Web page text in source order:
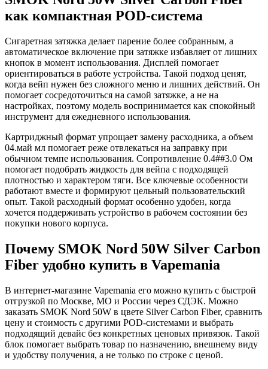
как компактная POD-система
Сигаретная затяжка делает парение более собранным, а
автоматическое включение при затяжке избавляет от лишних
кнопок в момент использования. Дисплей помогает
ориентироваться в работе устройства. Такой подход ценят,
когда вейп нужен без сложного меню и лишних действий. Он
помогает сосредоточиться на самой затяжке, а не на
настройках, поэтому модель воспринимается как спокойный
инструмент для ежедневного использования.
Картриджный формат упрощает замену расходника, а объем
04.май мл помогает реже отвлекаться на заправку при
обычном темпе использования. Сопротивление 0.4##3.0 Ом
помогает подобрать жидкость для вейпа с подходящей
плотностью и характером тяги. Все ключевые особенности
работают вместе и формируют цельный пользовательский
опыт. Такой расходный формат особенно удобен, когда
хочется поддерживать устройство в рабочем состоянии без
покупки нового корпуса.
Почему SMOK Nord 50W Silver Carbon
Fiber удобно купить в Vapemania
В интернет-магазине Vapemania его можно купить с быстрой
отгрузкой по Москве, МО и России через СДЭК. Можно
заказать SMOK Nord 50W в цвете Silver Carbon Fiber, сравнить
цену и стоимость с другими POD-системами и выбрать
подходящий девайс без конкретных ценовых привязок. Такой
блок помогает выбрать товар по назначению, внешнему виду
и удобству получения, а не только по строке с ценой.